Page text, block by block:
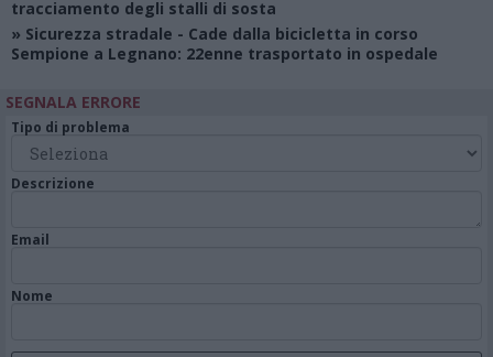
tracciamento degli stalli di sosta
» Sicurezza stradale - Cade dalla bicicletta in corso
Sempione a Legnano: 22enne trasportato in ospedale
SEGNALA ERRORE
Tipo di problema
Descrizione
Email
Nome